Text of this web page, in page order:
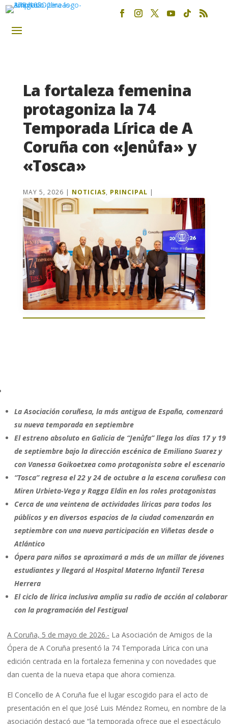
La fortaleza femenina
protagoniza la 74
Temporada Lírica de A
Coruña con «Jenůfa» y
«Tosca»
MAY 5, 2026 | NOTICIAS, PRINCIPAL |
La Asociación coruñesa, la más antigua de España, comenzará
su nueva temporada en septiembre
El estreno absoluto en Galicia de “Jenůfa”llega los días 17 y 19
de septiembre bajo la dirección escénica de Emiliano Suarez y
con Vanessa Goikoetxea como protagonista sobre el escenario
“Tosca” regresa el 22 y 24 de octubre a la escena coruñesa con
Miren Urbieta-Vega y Ragga Eldin en los roles protagonistas
Cerca de una veintena de actividades líricas para todos los
públicos y en diversos espacios de la ciudad comenzarán en
septiembre con una nueva participación en Viñetas desde o
Atlántico
Ópera para niños se aproximará a más de un millar de jóvenes
estudiantes y llegará al Hospital Materno Infantil Teresa
Herrera
El ciclo de lírica inclusiva amplia su radio de acción al colaborar
con la programación del Festigual
A Coruña, 5 de mayo de 2026.- La Asociación de Amigos de la
Ópera de A Coruña presentó la 74 Temporada Lírica con una
edición centrada en la fortaleza femenina y con novedades que
dan cuenta de la nueva etapa que ahora comienza.
El Concello de A Coruña fue el lugar escogido para el acto de
presentación en el que José Luis Méndez Romeu, en nombre de la
asociación destacó que “la temporada ofrece que el espectáculo